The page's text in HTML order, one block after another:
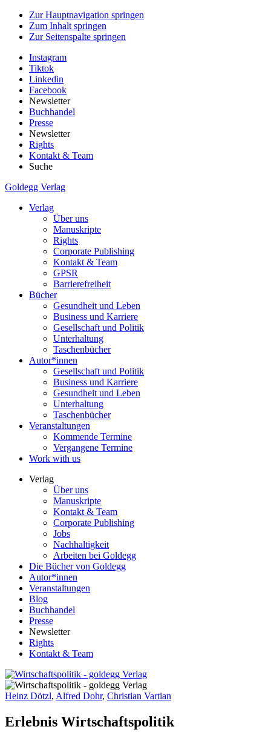
Zur Hauptnavigation springen
Zum Inhalt springen
Zur Seitenspalte springen
Instagram
Tiktok
Linkedin
Facebook
Newsletter
Buchhandel
Presse
Newsletter
Rights
Kontakt & Team
Suche
Goldegg Verlag
Verlag
Über uns
Manuskripte
Rights
Corporate Publishing
Kontakt & Team
GPSR
Barrierefreiheit
Bücher
Gesundheit und Leben
Business und Karriere
Gesellschaft und Politik
Unterhaltung
Taschenbücher
Autor*innen
Gesellschaft und Politik
Business und Karriere
Gesundheit und Leben
Unterhaltung
Taschenbücher
Veranstaltungen
Kommende Termine
Vergangene Termine
Work with us
Verlag
Über uns
Manuskripte
Kontakt & Team
Corporate Publishing
Jobs
Nachhaltigkeit
Arbeiten bei Goldegg
Die Bücher von Goldegg
Autor*innen
Veranstaltungen
Blog
Buchhandel
Presse
Newsletter
Rights
Kontakt & Team
Heinz Dötzl, Alfred Dohr, Christian Vartian
Erlebnis Wirtschaftspolitik